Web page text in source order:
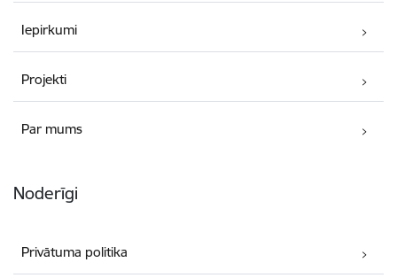
Iepirkumi
Projekti
Par mums
Noderīgi
Privātuma politika